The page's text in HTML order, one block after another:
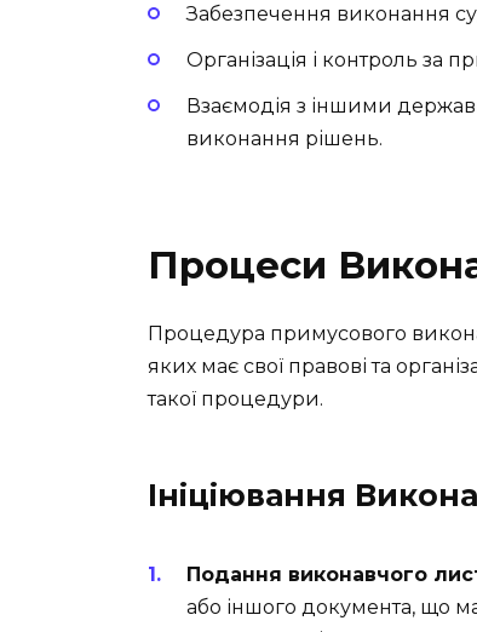
Забезпечення виконання
Організація і контроль за
Взаємодія з іншими
виконання рішень.
Процеси
Процедура примусового
яких має свої правові та
такої процедури.
Ініціювання
Подання виконавчого
або іншого документа, що